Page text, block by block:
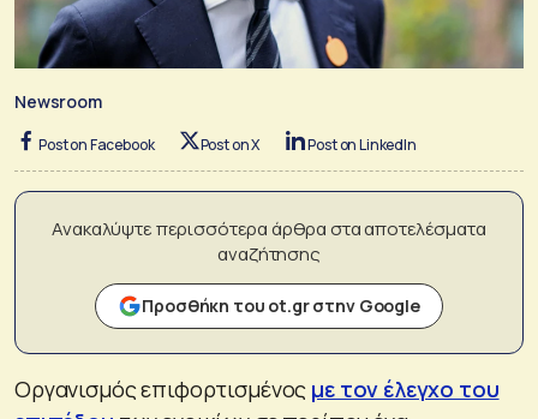
Newsroom
Post on Facebook Post on X Post on LinkedIn
Ανακαλύψτε περισσότερα άρθρα στα αποτελέσματα
αναζήτησης
Προσθήκη του ot.gr στην Google
Οργανισμός επιφορτισμένος με τον έλεγχο του